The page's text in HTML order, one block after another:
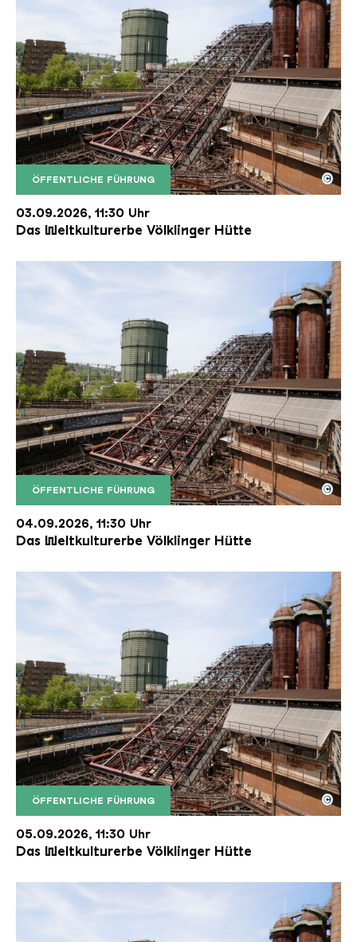
ÖFFENTLICHE FÜHRUNG
Der Erzschrägaufzug der Völklinger Hütte mit
Copyright: Weltkulturerbe Völklinger Hütte | Karl
©
03.09.2026, 11:30 Uhr
Das Weltkulturerbe Völklinger Hütte
ÖFFENTLICHE FÜHRUNG
Der Erzschrägaufzug der Völklinger Hütte mit
Copyright: Weltkulturerbe Völklinger Hütte | Karl
©
04.09.2026, 11:30 Uhr
Das Weltkulturerbe Völklinger Hütte
ÖFFENTLICHE FÜHRUNG
Der Erzschrägaufzug der Völklinger Hütte mit
Copyright: Weltkulturerbe Völklinger Hütte | Karl
©
05.09.2026, 11:30 Uhr
Das Weltkulturerbe Völklinger Hütte